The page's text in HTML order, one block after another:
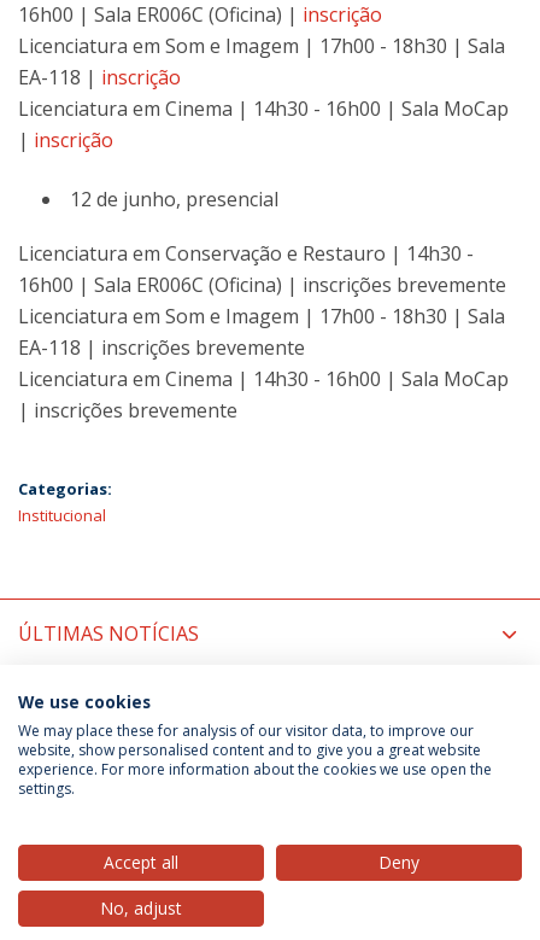
16h00 | Sala ER006C (Oficina) | inscrição
Licenciatura em Som e Imagem | 17h00 - 18h30 | Sala
EA-118 | inscrição
Licenciatura em Cinema | 14h30 - 16h00 | Sala MoCap
| inscrição
12 de junho, presencial
Licenciatura em Conservação e Restauro | 14h30 -
16h00 | Sala ER006C (Oficina) | inscrições brevemente
Licenciatura em Som e Imagem | 17h00 - 18h30 | Sala
EA-118 | inscrições brevemente
Licenciatura em Cinema | 14h30 - 16h00 | Sala MoCap
| inscrições brevemente
Categorias:
Institucional
ÚLTIMAS NOTÍCIAS
PRÓXIMOS EVENTOS
Política de Privacidade
Termos & Condições
© 2026 Universidade Católica Portuguesa
We use cookies
We may place these for analysis of our visitor data, to improve our
website, show personalised content and to give you a great website
experience. For more information about the cookies we use open the
settings.
Accept all
Deny
No, adjust